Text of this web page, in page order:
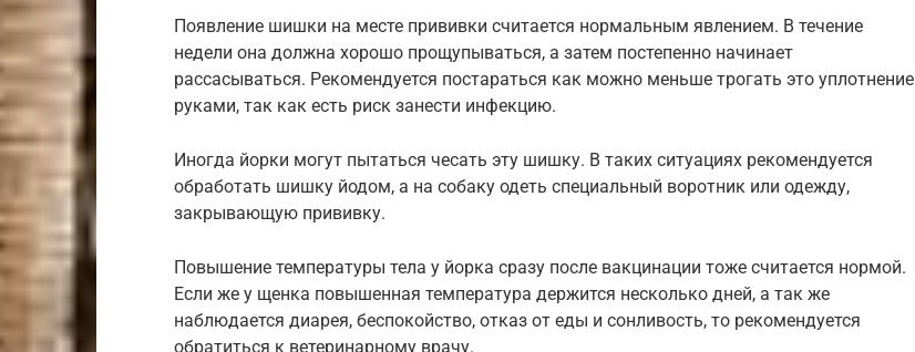
Появление шишки на месте прививки считается нормальным явлением. В течение
недели она должна хорошо прощупываться, а затем постепенно начинает
рассасываться. Рекомендуется постараться как можно меньше трогать это уплотнение
руками, так как есть риск занести инфекцию.
Иногда йорки могут пытаться чесать эту шишку. В таких ситуациях рекомендуется
обработать шишку йодом, а на собаку одеть специальный воротник или одежду,
закрывающую прививку.
Повышение температуры тела у йорка сразу после вакцинации тоже считается нормой.
Если же у щенка повышенная температура держится несколько дней, а так же
наблюдается диарея, беспокойство, отказ от еды и сонливость, то рекомендуется
обратиться к ветеринарному врачу.